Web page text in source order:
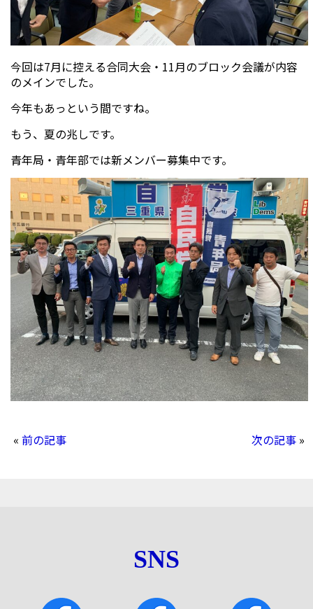
今回は7月に控える合同大会・11月のブロック会議が内容
のメインでした。
今年もあっという間ですね。
もう、夏の兆しです。
青年局・青年部では新メンバー募集中です。
«前の記事 次の記事 »
SNS